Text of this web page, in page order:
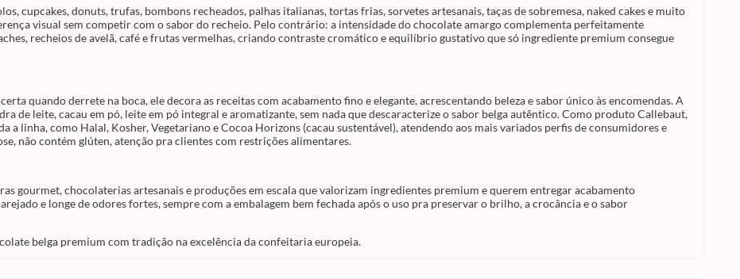
acrescentando beleza e sabor único às
encomendas. A formulação combina açúcar,
pasta de cacau, gordura anidra de leite, cacau em
pó, leite em pó integral e aromatizante, sem nada
que descaracterize o sabor belga autêntico. Como
perfis de consumidores e exigências de mercado.
Contém derivados de leite e lactose, não contém
glúten, atenção pra clientes com restrições
alimentares.
Embalagem profissional de 1kg
produções em escala que valorizam ingredientes
premium e querem entregar acabamento
profissional em cada doce. Manter em local
pra preservar o brilho, a crocância e o sabor
cupcakes, donuts, trufas, bombons recheados, palhas italianas, tortas frias, sorvetes artesanais, taças de sobremesa, naked cakes e muito
visual sem competir com o sabor do recheio. Pelo contrário: a intensidade do chocolate amargo complementa perfeitamente
recheios de avelã, café e frutas vermelhas, criando contraste cromático e equilíbrio gustativo que só ingrediente premium consegue
quando derrete na boca, ele decora as receitas com acabamento fino e elegante, acrescentando beleza e sabor único às encomendas. A
de leite, cacau em pó, leite em pó integral e aromatizante, sem nada que descaracterize o sabor belga autêntico. Como produto Callebaut,
a linha, como Halal, Kosher, Vegetariano e Cocoa Horizons (cacau sustentável), atendendo aos mais variados perfis de consumidores e
não contém glúten, atenção pra clientes com restrições alimentares.
gourmet, chocolaterias artesanais e produções em escala que valorizam ingredientes premium e querem entregar acabamento
e longe de odores fortes, sempre com a embalagem bem fechada após o uso pra preservar o brilho, a crocância e o sabor
belga premium com tradição na excelência da confeitaria europeia.